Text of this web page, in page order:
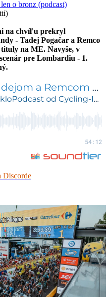
na chvíľu prekryl
- Tadej Pogačar a Remco
na ME. Navyše, v
pre Lombardiu - 1.
Discorde